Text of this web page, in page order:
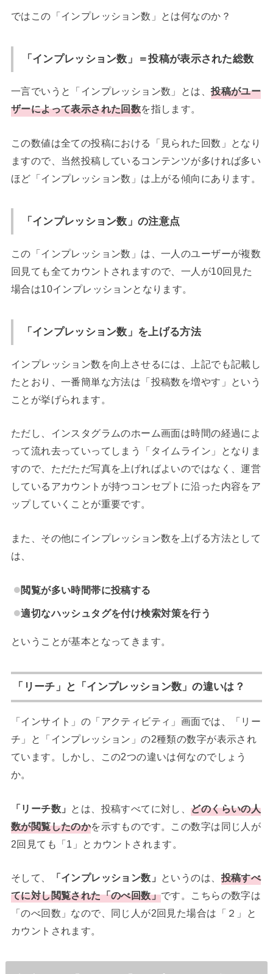
ではこの「インプレッション数」とは何なのか？
「インプレッション数」＝投稿が表示された総数
一言でいうと「インプレッション数」とは、投稿がユー
ザーによって表示された回数を指します。
この数値は全ての投稿における「見られた回数」となり
ますので、当然投稿しているコンテンツが多ければ多い
ほど「インプレッション数」は上がる傾向にあります。
「インプレッション数」の注意点
この「インプレッション数」は、一人のユーザーが複数
回見ても全てカウントされますので、一人が10回見た
場合は10インプレッションとなります。
「インプレッション数」を上げる方法
インプレッション数を向上させるには、上記でも記載し
たとおり、一番簡単な方法は「投稿数を増やす」という
ことが挙げられます。
ただし、インスタグラムのホーム画面は時間の経過によ
って流れ去っていってしまう「タイムライン」となりま
すので、ただただ写真を上げればよいのではなく、運営
しているアカウントが持つコンセプトに沿った内容をア
ップしていくことが重要です。
また、その他にインプレッション数を上げる方法として
は、
閲覧が多い時間帯に投稿する
適切なハッシュタグを付け検索対策を行う
ということが基本となってきます。
「リーチ」と「インプレッション数」の違いは？
「インサイト」の「アクティビティ」画面では、「リー
チ」と「インプレッション」の2種類の数字が表示され
ています。しかし、この2つの違いは何なのでしょう
か。
「リーチ数」 とは、投稿すべてに対し、どのくらいの人
数が閲覧したのかを示すものです。この数字は同じ人が
2回見ても「1」とカウントされます。
そして、 「インプレッション数」 というのは、 投稿すべ
てに対し閲覧された「のべ回数」です。こちらの数字は
「のべ回数」なので、同じ人が2回見た場合は「２」と
カウントされます。